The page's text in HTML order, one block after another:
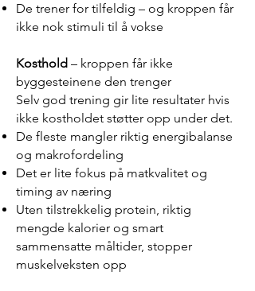
De trener for tilfeldig – og kroppen får
ikke nok stimuli til å vokse
Kosthold – kroppen får ikke
byggesteinene den trenger
Selv god trening gir lite resultater hvis
ikke kostholdet støtter opp under det.
De fleste mangler riktig energibalanse
og makrofordeling
Det er lite fokus på matkvalitet og
timing av næring
Uten tilstrekkelig protein, riktig
mengde kalorier og smart
sammensatte måltider, stopper
muskelveksten opp